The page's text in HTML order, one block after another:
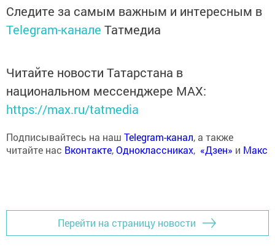
Следите за самым важным и интересным в
Telegram-канале Татмедиа
Читайте новости Татарстана в
национальном мессенджере MАХ:
https://max.ru/tatmedia
Подписывайтесь на наш Telegram-канал, а также
читайте нас Вконтакте,Одноклассниках, «Дзен» и Макс
Перейти на страницу новости